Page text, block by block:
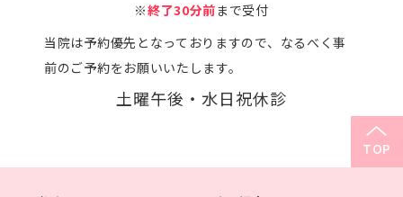
※終了30分前まで受付
当院は予約優先となっておりますので、なるべく事
前のご予約をお願いいたします。
土曜午後・水日祝休診
TOP